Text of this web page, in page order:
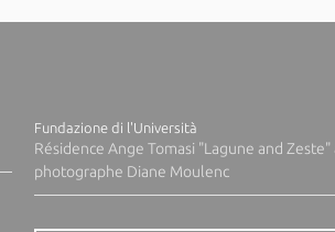
Fundazione di l'Università
Résidence Ange Tomasi "Lagune and Zeste"
photographe Diane Moulenc